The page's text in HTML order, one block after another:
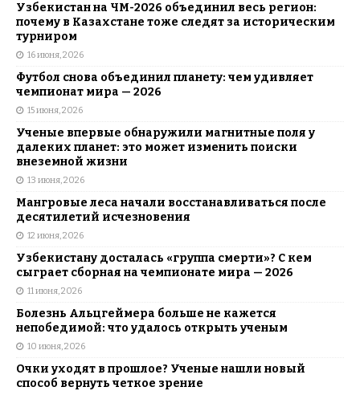
Узбекистан на ЧМ-2026 объединил весь регион:
почему в Казахстане тоже следят за историческим
турниром
16 июня, 2026
Футбол снова объединил планету: чем удивляет
чемпионат мира — 2026
15 июня, 2026
Ученые впервые обнаружили магнитные поля у
далеких планет: это может изменить поиски
внеземной жизни
13 июня, 2026
Мангровые леса начали восстанавливаться после
десятилетий исчезновения
12 июня, 2026
Узбекистану досталась «группа смерти»? С кем
сыграет сборная на чемпионате мира — 2026
11 июня, 2026
Болезнь Альцгеймера больше не кажется
непобедимой: что удалось открыть ученым
10 июня, 2026
Очки уходят в прошлое? Ученые нашли новый
способ вернуть четкое зрение